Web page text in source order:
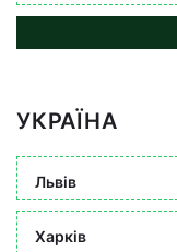
УКРАЇНА
Львів
Харків